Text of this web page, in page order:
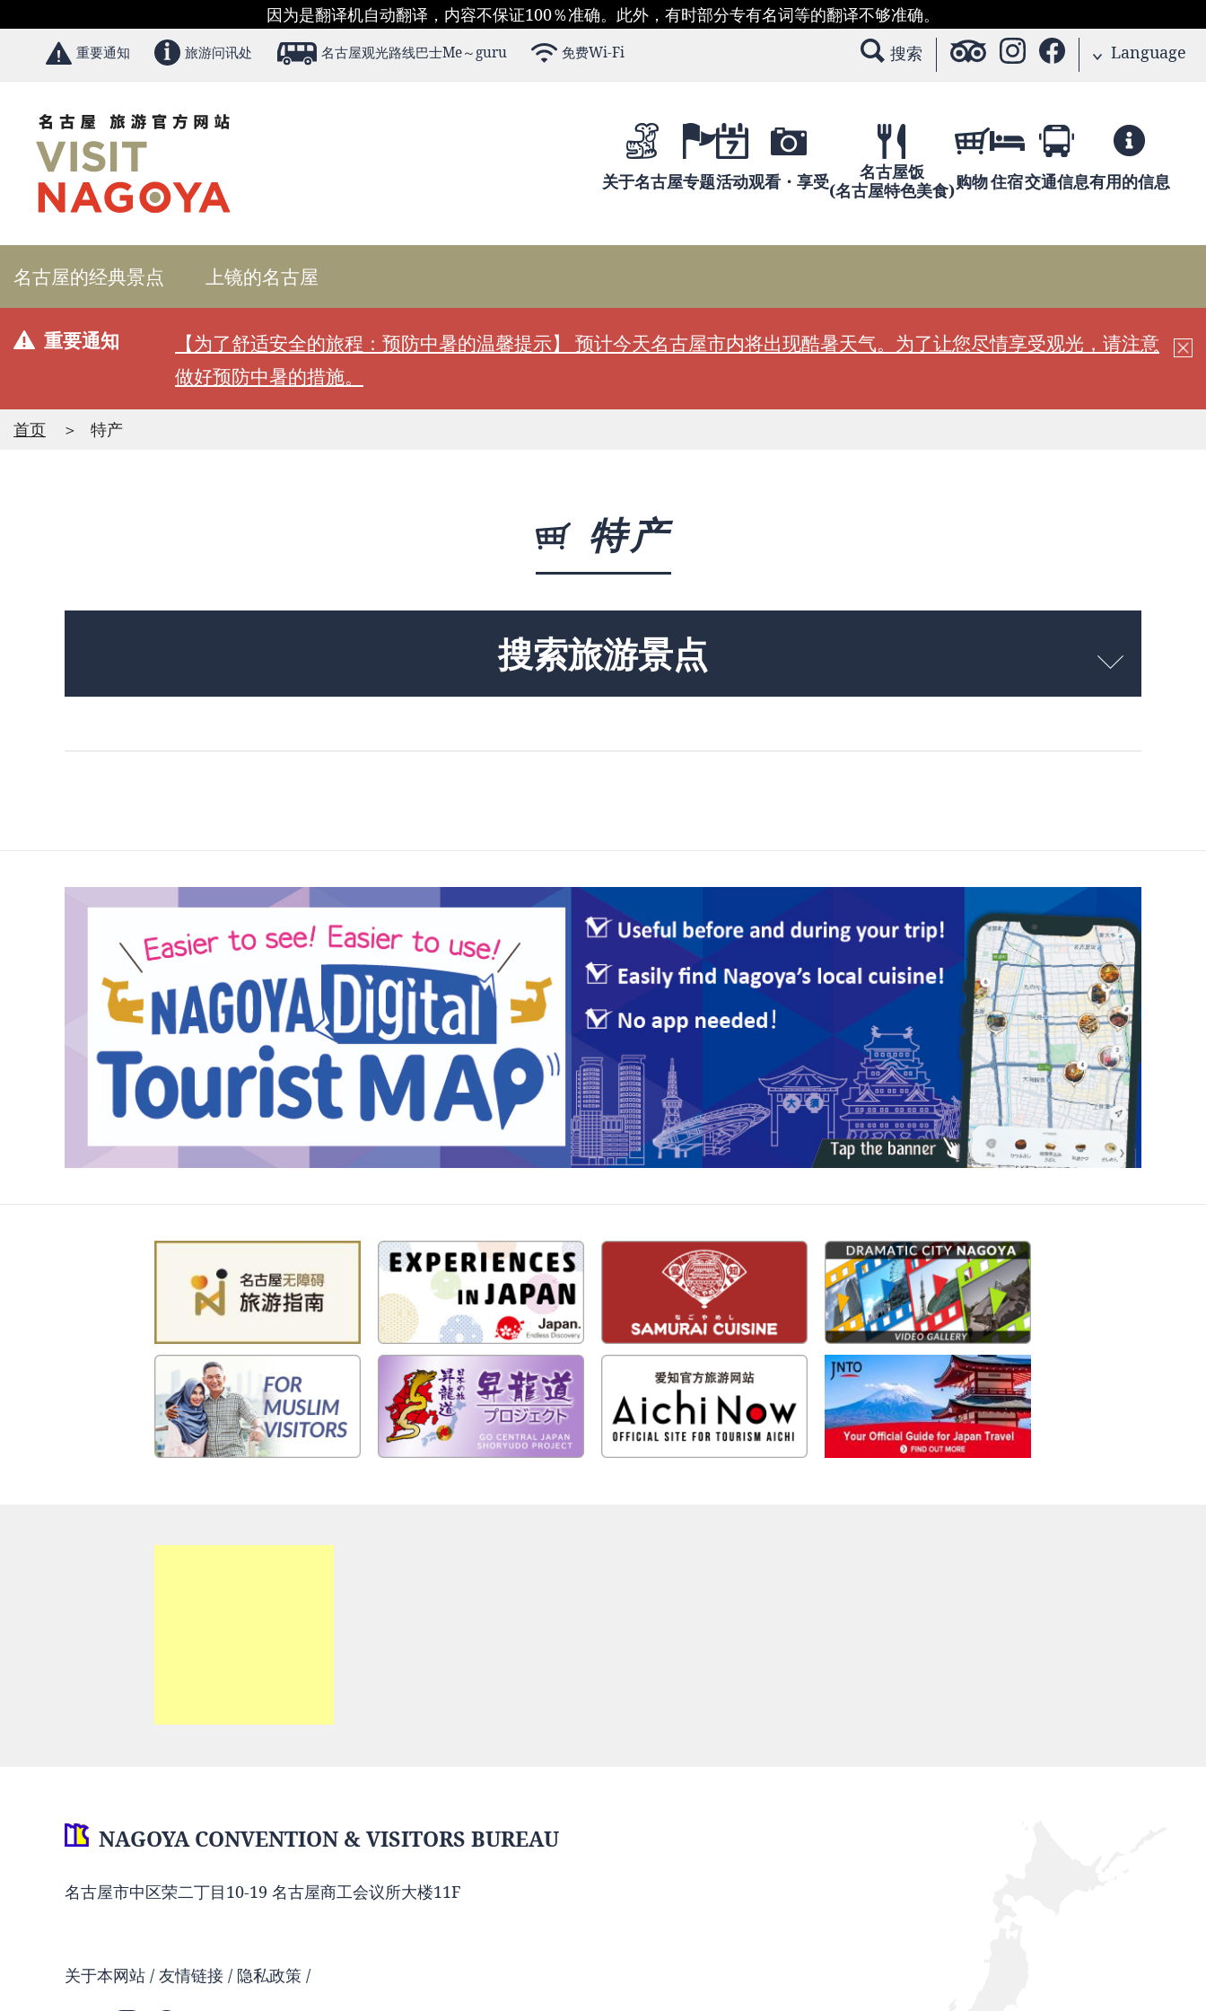
因为是翻译机自动翻译，内容不保证100％准确。此外，有时部分专有名词等的翻译不够准确。
重要通知 旅游问讯处 名古屋观光路线巴士Me～guru 免费Wi-Fi 搜索 Language
关于名古屋专题活动观看・享受
名古屋饭
(名古屋特色美食)购物住宿交通信息有用的信息
名古屋的经典景点 上镜的名古屋
重要通知
【为了舒适安全的旅程：预防中暑的温馨提示】 预计今天名古屋市内将出现酷暑天气。为了让您尽情享受观光，请注意
做好预防中暑的措施。
首页 特产
特产
搜索旅游景点
NAGOYA CONVENTION & VISITORS BUREAU
名古屋市中区荣二丁目10-19 名古屋商工会议所大楼11F
关于本网站 友情链接 隐私政策